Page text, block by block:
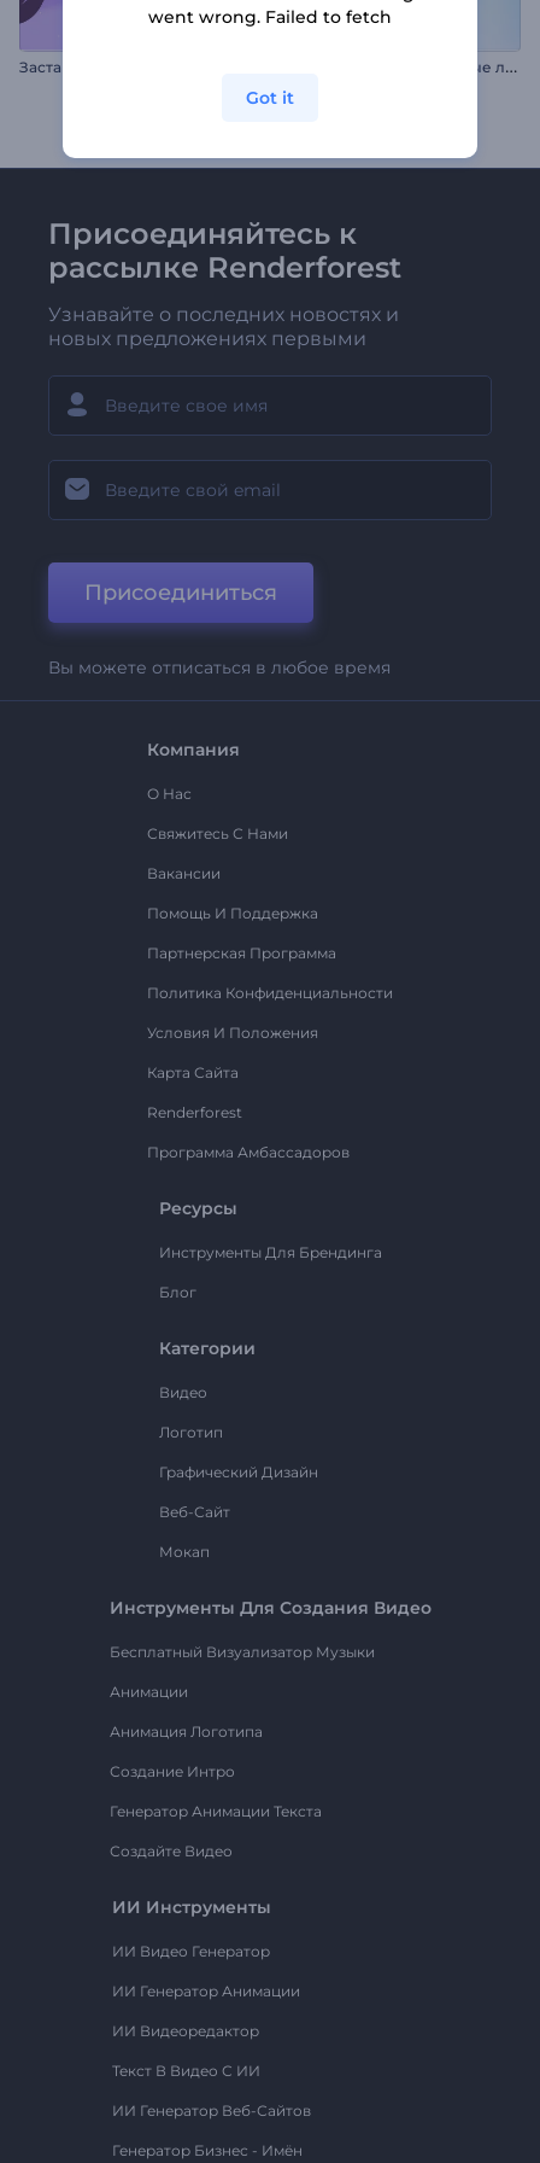
Заставка Цветение Ханами А
нимация лого: Волнистые ленты
Присоединяйтесь к
рассылке Renderforest
Узнавайте о последних новостях и
новых предложениях первыми
Присоединиться
Вы можете отписаться в любое время
Компания
О Нас
Свяжитесь С Нами
Вакансии
Помощь И Поддержка
Партнерская Программа
Политика Конфиденциальности
Условия И Положения
Карта Сайта
Renderforest
Программа Амбассадоров
Ресурсы
Инструменты Для Брендинга
Блог
Категории
Видео
Логотип
Графический Дизайн
Веб-Сайт
Мокап
Инструменты Для Создания Видео
Бесплатный Визуализатор Музыки
Анимации
Анимация Логотипа
Создание Интро
Генератор Анимации Текста
Создайте Видео
ИИ Инструменты
ИИ Видео Генератор
ИИ Генератор Анимации
ИИ Видеоредактор
Текст В Видео С ИИ
ИИ Генератор Веб-Сайтов
Генератор Бизнес - Имён
went wrong. Failed to fetch
Got it